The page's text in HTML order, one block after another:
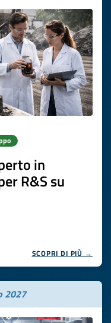
in
R&S su
SCOPRI DI PIÙ →
2027